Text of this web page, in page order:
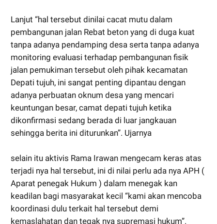
Lanjut “hal tersebut dinilai cacat mutu dalam
pembangunan jalan Rebat beton yang di duga kuat
tanpa adanya pendamping desa serta tanpa adanya
monitoring evaluasi terhadap pembangunan fisik
jalan pemukiman tersebut oleh pihak kecamatan
Depati tujuh, ini sangat penting dipantau dengan
adanya perbuatan oknum desa yang mencari
keuntungan besar, camat depati tujuh ketika
dikonfirmasi sedang berada di luar jangkauan
sehingga berita ini diturunkan”. Ujarnya
selain itu aktivis Rama Irawan mengecam keras atas
terjadi nya hal tersebut, ini di nilai perlu ada nya APH (
Aparat penegak Hukum ) dalam menegak kan
keadilan bagi masyarakat kecil “kami akan mencoba
koordinasi dulu terkait hal tersebut demi
kemaslahatan dan tegak nya supremasi hukum”.